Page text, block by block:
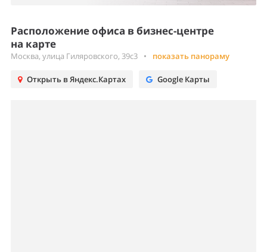
Расположение офиса в бизнес-центре
на карте
Москва, улица Гиляровского, 39с3 • показать панораму
Открыть в Яндекс.Картах Google Карты